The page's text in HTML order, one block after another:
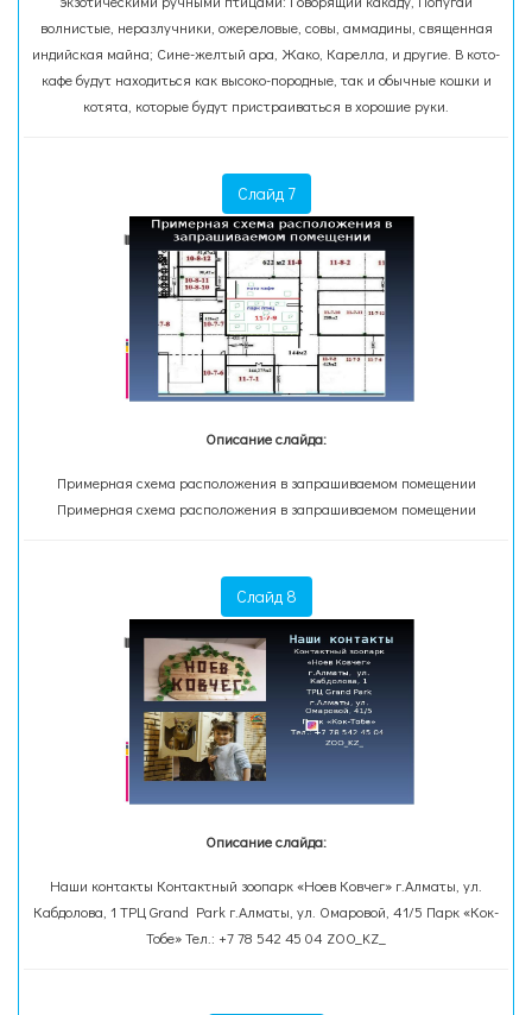
волнистые, неразлучники, ожереловые, совы, аммадины, священная
индийская майна; Сине-желтый ара, Жако, Карелла, и другие. В кото-
кафе будут находиться как высоко-породные, так и обычные кошки и
котята, которые будут пристраиваться в хорошие руки.
Слайд 7
Описание слайда:
Примерная схема расположения в запрашиваемом помещении
Примерная схема расположения в запрашиваемом помещении
Слайд 8
Описание слайда:
Наши контакты Контактный зоопарк «Ноев Ковчег» г.Алматы, ул.
Кабдолова, 1 ТРЦ Grand Park г.Алматы, ул. Омаровой, 41/5 Парк «Кок-
Тобе» Тел.: +7 78 542 45 04 ZOO_KZ_